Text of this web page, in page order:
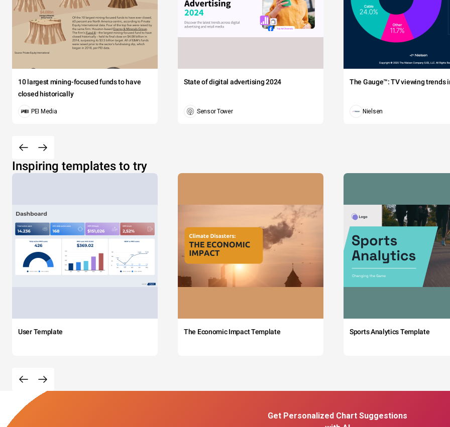
10 largest mining-focused funds to have
closed historically
PEI Media
State of digital advertising 2024
Sensor Tower
The Gauge™: TV viewing trends
Nielsen
Inspiring templates to try
User Template The Economic Impact Template Sports Analytics Template
Get Personalized Chart Suggestions